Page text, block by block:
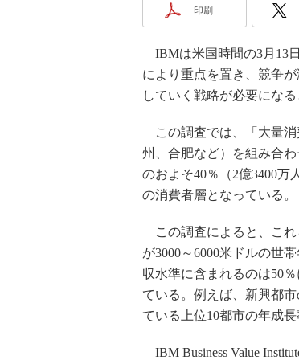
印刷
IBMは米国時間の3月13
により重点を置き、競争
していく戦略が必要にな
この調査では、「大量消
州、合肥など）を組み合
のおよそ40％（2億3400万
の消費者層となっている。
この調査によると、これ
が3000～6000米ドルの世
収水準に含まれるのは50
ている。例えば、新興都
ている上位10都市の年成長
IBM Business Value